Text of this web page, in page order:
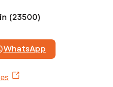
: Aymeric COLLIN, Tél. :
- EI - Agent
(23500)
WhatsApp